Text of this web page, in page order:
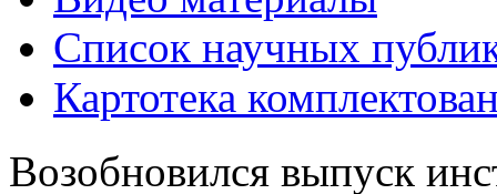
Список научных
Картотека
Возобновился выпуск